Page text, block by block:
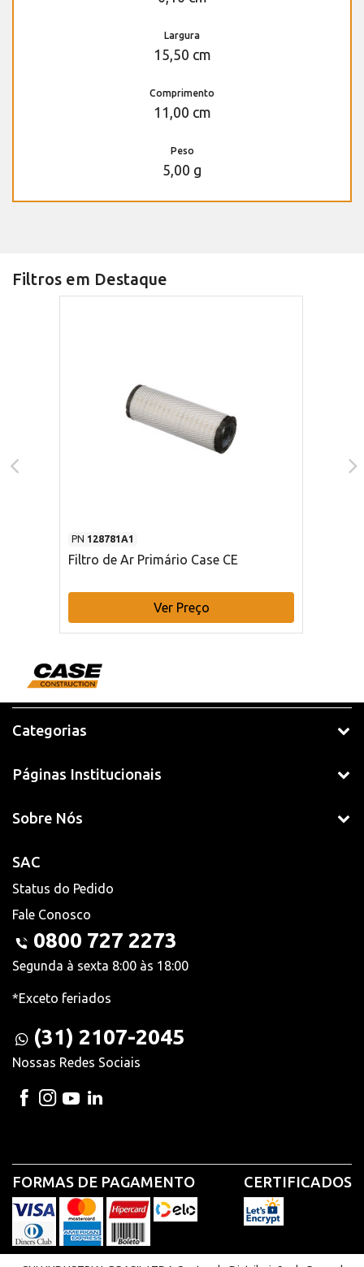
Largura
15,50 cm
Comprimento
11,00 cm
Peso
5,00 g
Filtros em Destaque
PN 128781A1
Filtro de Ar Primário Case CE
Ver Preço
Categorias
Páginas Institucionais
Sobre Nós
SAC
Status do Pedido
Fale Conosco
0800 727 2273
Segunda à sexta 8:00 às 18:00
*Exceto feriados
(31) 2107-2045
Nossas Redes Sociais
FORMAS DE PAGAMENTO CERTIFICADOS